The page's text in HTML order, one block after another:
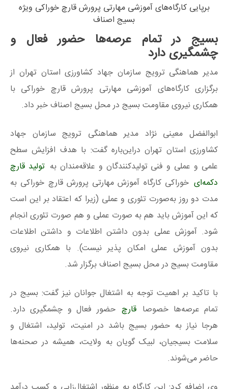
برپایی کارگاه‌های آموزشی مهارتی پرورش قارچ خوراکی ویژه
بسیج اصناف
بسیج در تمام عرصه‌ها حضور فعال و
چشمگیری دارد
مدیر هماهنگی ترویج سازمان جهاد کشاورزی استان تهران از
برگزاری کارگاه‌های آموزشی مهارتی پرورش قارچ خوراکی با
همکاری نیروی مقاومت بسیج در محل بسیج اصناف خبر داد.
ابوالفضل معینی نژاد مدیر هماهنگی ترویج سازمان جهاد
کشاورزی استان تهران دراین‌باره گفت: با هدف افزایش سطح
علمی و عملی و فنی تولیدکنندگان و علاقه‌مندان به تولید قارچ
دکمه‌ای خوراکی کارگاه آموزش مهارتی پرورش قارچ خوراکی به
مدت دو روز به‌صورت تئوری و عملی (زیرا که اعتقاد بر این است
که این آموزش باید هم به صورت عملی و هم صورت تئوری انجام
شود. آموزش عملی بدون داشتن اطلاعات و داشتن اطلاعات
بدون آموزش عملی امکان پذیر نیست). با همکاری نیروی
مقاومت بسیج در محل بسیج اصناف برگزار شد.
با تاکید بر اهمیت توجه به اشتغال جوانان نیز گفت: بسیج در
تمام عرصه‌ها خصوصا قارچ حضور فعال و چشمگیری دارد.
هرجا نیاز به حضور بسیج باشد در امنیت، تولید، اشتغال و
سلامت بسیجیان، لبیک گویان به ولایت، همیشه در صحنه‌ها
حاضر می‌شوند.